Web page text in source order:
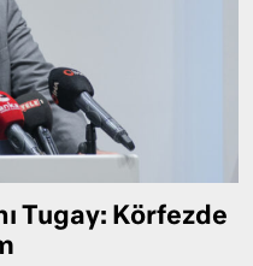
Tugay: Körfezde